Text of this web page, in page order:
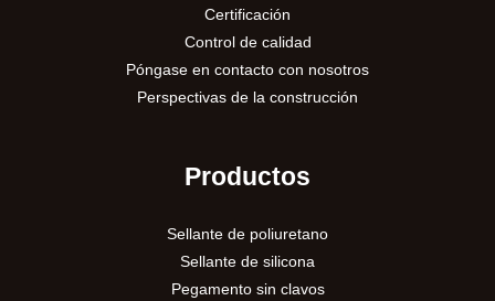
Certificación
Control de calidad
Póngase en contacto con nosotros
Perspectivas de la construcción
Productos
Sellante de poliuretano
Sellante de silicona
Pegamento sin clavos